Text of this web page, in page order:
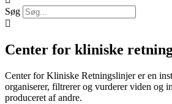
Søg
Center for kliniske
Center for Kliniske Retningslinjer er en
organiserer, filtrerer og vurderer viden og
produceret af andre.